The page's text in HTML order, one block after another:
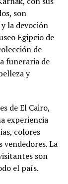
son
la devoción
Egipcio de
de
funeraria de
y
de El Cairo,
experiencia
colores
La
son
el país.